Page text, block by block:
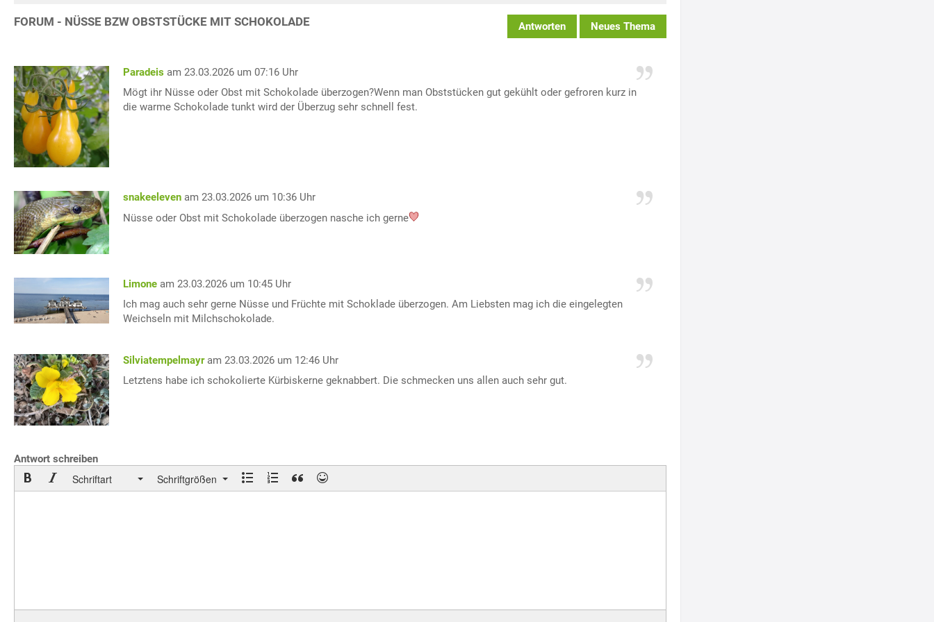
FORUM - NÜSSE BZW OBSTSTÜCKE MIT SCHOKOLADE Antworten Neues Thema
Paradeis am 23.03.2026 um 07:16 Uhr
Mögt ihr Nüsse oder Obst mit Schokolade überzogen?Wenn man Obststücken gut gekühlt oder gefroren kurz in
die warme Schokolade tunkt wird der Überzug sehr schnell fest.
snakeeleven am 23.03.2026 um 10:36 Uhr
Nüsse oder Obst mit Schokolade überzogen nasche ich gerne
Limone am 23.03.2026 um 10:45 Uhr
Ich mag auch sehr gerne Nüsse und Früchte mit Schoklade überzogen. Am Liebsten mag ich die eingelegten
Weichseln mit Milchschokolade.
Silviatempelmayr am 23.03.2026 um 12:46 Uhr
Letztens habe ich schokolierte Kürbiskerne geknabbert. Die schmecken uns allen auch sehr gut.
Antwort schreiben
Schriftart Schriftgrößen